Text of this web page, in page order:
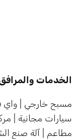
الخدمات
مسبح خارجي | واي
مطاعم | آلة صنع